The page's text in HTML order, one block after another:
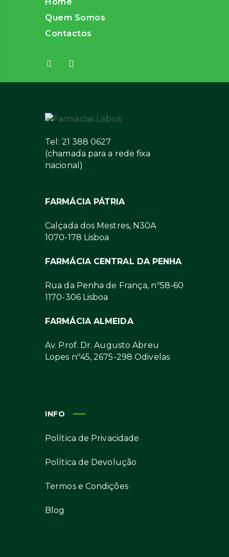
Quem Somos
Contactos
Tel: 21 388 0627
(chamada para a rede fixa
nacional)
FARMÁCIA PÁTRIA
Calçada dos Mestres, N30A
1070-178 Lisboa
FARMÁCIA CENTRAL DA PENHA
Rua da Penha de França, nº58-60
1170-306 Lisboa
FARMÁCIA ALMEIDA
Av. Prof. Dr. Augusto Abreu
Lopes nº45, 2675-298 Odivelas
INFO
Política de Privacidade
Política de Devolução
Termos e Condições
Blog